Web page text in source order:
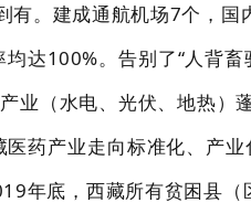
有。建成通航机场7个，国
均达100%。告别了“人背畜
业（水电、光伏、地热）
医药产业走向标准化、产
年底，西藏所有贫困县（